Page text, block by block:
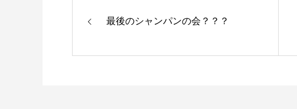
最後のシャンパンの会？？？